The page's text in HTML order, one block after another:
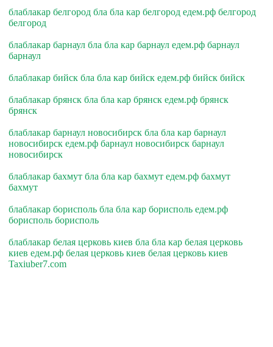
блаблакар белгород бла бла кар белгород едем.рф белгород
белгород
блаблакар барнаул бла бла кар барнаул едем.рф барнаул
барнаул
блаблакар бийск бла бла кар бийск едем.рф бийск бийск
блаблакар брянск бла бла кар брянск едем.рф брянск
брянск
блаблакар барнаул новосибирск бла бла кар барнаул
новосибирск едем.рф барнаул новосибирск барнаул
новосибирск
блаблакар бахмут бла бла кар бахмут едем.рф бахмут
бахмут
блаблакар борисполь бла бла кар борисполь едем.рф
борисполь борисполь
блаблакар белая церковь киев бла бла кар белая церковь
киев едем.рф белая церковь киев белая церковь киев
Taxiuber7.com